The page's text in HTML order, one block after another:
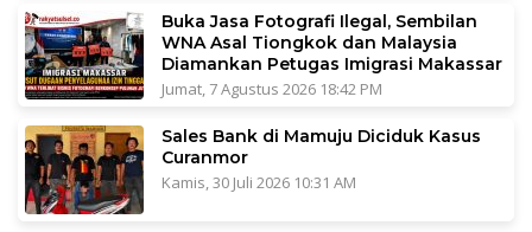
Buka Jasa Fotografi Ilegal, Sembilan
WNA Asal Tiongkok dan Malaysia
Diamankan Petugas Imigrasi Makassar
Jumat, 7 Agustus 2026 18:42 PM
Sales Bank di Mamuju Diciduk Kasus
Curanmor
Kamis, 30 Juli 2026 10:31 AM